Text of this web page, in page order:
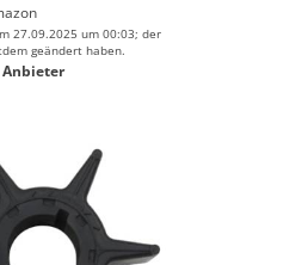
27.09.2025 um 00:03; der
geändert haben.